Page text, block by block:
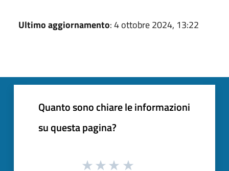
Ultimo aggiornamento: 4 ottobre 2024, 13:22
Quanto sono chiare le informazioni
su questa pagina?